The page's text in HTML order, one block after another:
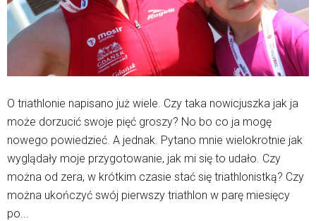
O triathlonie napisano już wiele. Czy taka nowicjuszka jak ja
może dorzucić swoje pięć groszy? No bo co ja mogę
nowego powiedzieć. A jednak. Pytano mnie wielokrotnie jak
wyglądały moje przygotowanie, jak mi się to udało. Czy
można od zera, w krótkim czasie stać się triathlonistką? Czy
można ukończyć swój pierwszy triathlon w parę miesięcy
po...